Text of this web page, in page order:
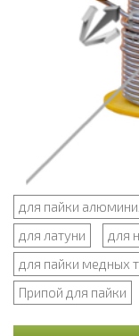
для пайки
для латуни
для
для пайки медных
Припой для пайки